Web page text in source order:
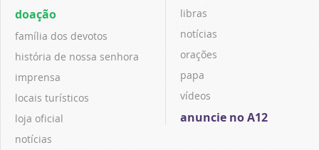
doação
família dos devotos
história de nossa senhora
imprensa
locais turísticos
loja oficial
notícias
libras
notícias
orações
papa
vídeos
anuncie no A12